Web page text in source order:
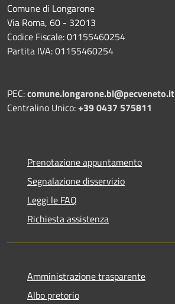
Comune di Longarone
Via Roma, 60 - 32013
Codice Fiscale: 01155460254
Partita IVA: 01155460254
PEC:comune.longarone.bl@pecveneto.it
Centralino Unico:+39 0437 575811
Prenotazione appuntamento
Segnalazione disservizio
Leggi le FAQ
Richiesta assistenza
Amministrazione trasparente
Albo pretorio